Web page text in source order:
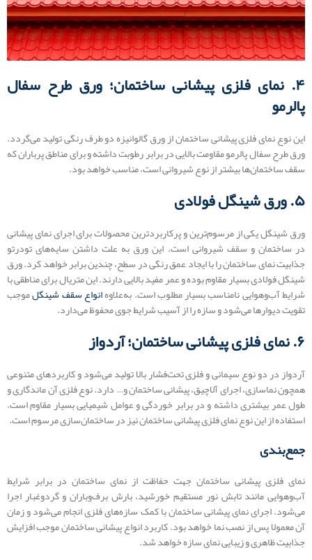
۴. نمای فلزی پیشانی ساختمان؛ ورق طرح سفال
پالرمو
این نوع نمای فلزی پیشانی ساختمان از ورق گالوانیزه دو طرف رنگی تولید می‌گردد.
ورق طرح سفال پالرمو مقاومت بالایی در برابر رطوبت داشته و برای مناطق پرباران که
سقف ساختمان‌ها بیشتر از نوع شیروانی است، مناسب خواهد بود.
۵. ورق شینگل فولادی
ورق شینگل یکی از مرسوم‌ترین و پرکاربردترین محصولات برای اجرای نمای پیشانی
در ساختمان و سقف شیروانی است. این ورق به علت داشتن سایه‌های تودرتو
جذابیت نمای ساختمان را با ایجاد عمق رنگی در سطح، چندین برابر خواهد کرد. ورق
شینگل فولادی بسیار مقاوم بوده و عمر مفید بالایی دارند. این متریال برای مناطقی با
شرایط آب‌وهوایی نامناسب بسیار مطلوب است. به‌علاوهانواع سقف شینگلموجب
تقویت دیوارها می‌شود و سازه را از آسیب شرایط جوی محفوظ می‌دارد.
۶. نمای فلزی پیشانی ساختمان؛ آردواز
آردواز در دو نوع سیمانی و فلزی تحت‌فشار بالا تولید می‌شود و کاربردهای متنوعی
همچون نماسازی، اجرای آلاچیق، پیشانی ساختمان و… دارد. نوع فلزی آن ماندگاری و
طول عمر بیشتری داشته و در برابر خوردگی و عوامل شیمیایی بسیار مقاوم است.
استفاده از این نوع نمای فلزی پیشانی ساختمان نیز در ساختمان‌سازی مرسوم است.
جمع‌بندی
نمای فلزی پیشانی ساختمان جهت حفاظت از نمای ساختمان در برابر شرایط
آب‌وهوایی مانند تابش نور مستقیم خورشید، بارش برف‌وباران و گردوغبار اجرا
می‌شود. اجرای نمای پیشانی ساختمان با کمک سازه‌های فلزی انجام می‌شود و زمان
آن معمولا پس از نصب نما خواهد بود. کاربرد انواع پیشانی ساختمان موجب افزایش
جذابیت ظاهری و زیبایی نمای سازه خواهد شد.